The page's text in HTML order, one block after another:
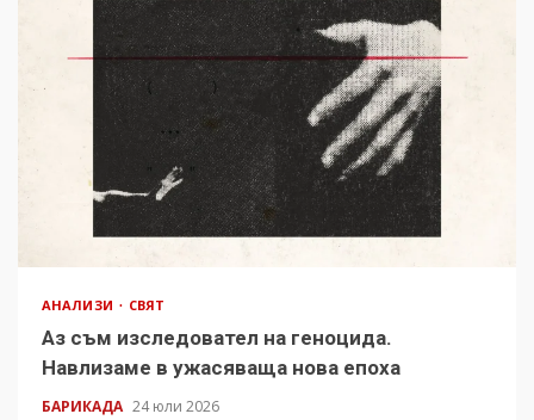
АНАЛИЗИ СВЯТ
Аз съм изследовател на геноцида.
Навлизаме в ужасяваща нова епоха
БАРИКАДА 24 юли 2026